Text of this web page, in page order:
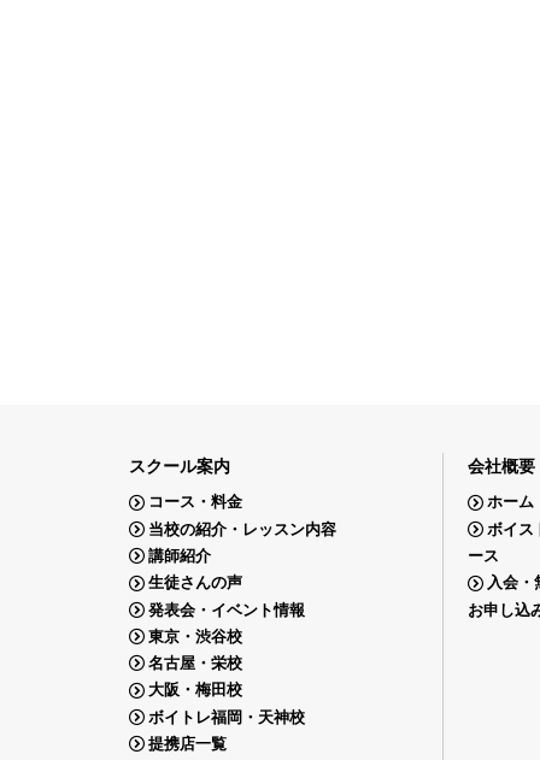
スクール案内
コース・料金
当校の紹介・レッスン内容
講師紹介
生徒さんの声
発表会・イベント情報
東京・渋谷校
名古屋・栄校
大阪・梅田校
ボイトレ福岡・天神校
提携店一覧
会社概要
ホーム
ボイス
ース
入会・
お申し込